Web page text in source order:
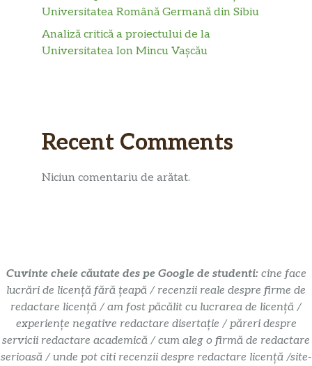
Universitatea Română Germană din Sibiu
Analiză critică a proiectului de la
Universitatea Ion Mincu Vașcău
Recent Comments
Niciun comentariu de arătat.
Cuvinte cheie căutate des pe Google de studenti: cine face
lucrări de licență fără țeapă / recenzii reale despre firme de
redactare licență / am fost păcălit cu lucrarea de licență /
experiențe negative redactare disertație / păreri despre
servicii redactare academică / cum aleg o firmă de redactare
serioasă / unde pot citi recenzii despre redactare licență /site-